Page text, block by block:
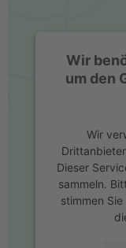
Wir
um den
Wir
Dieser
sammeln.
stimmen